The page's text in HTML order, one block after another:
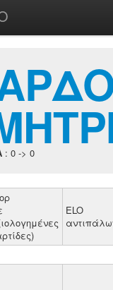
: 0 -> 0
ELO